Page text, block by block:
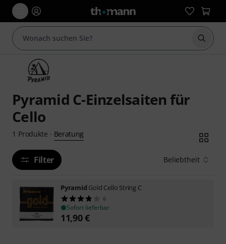
Suche
Pyramid C-Einzelsaiten für
Cello
1 Produkte · Beratung
Filter Beliebtheit
Pyramid Gold Cello String C
6
Sofort lieferbar
11,90€